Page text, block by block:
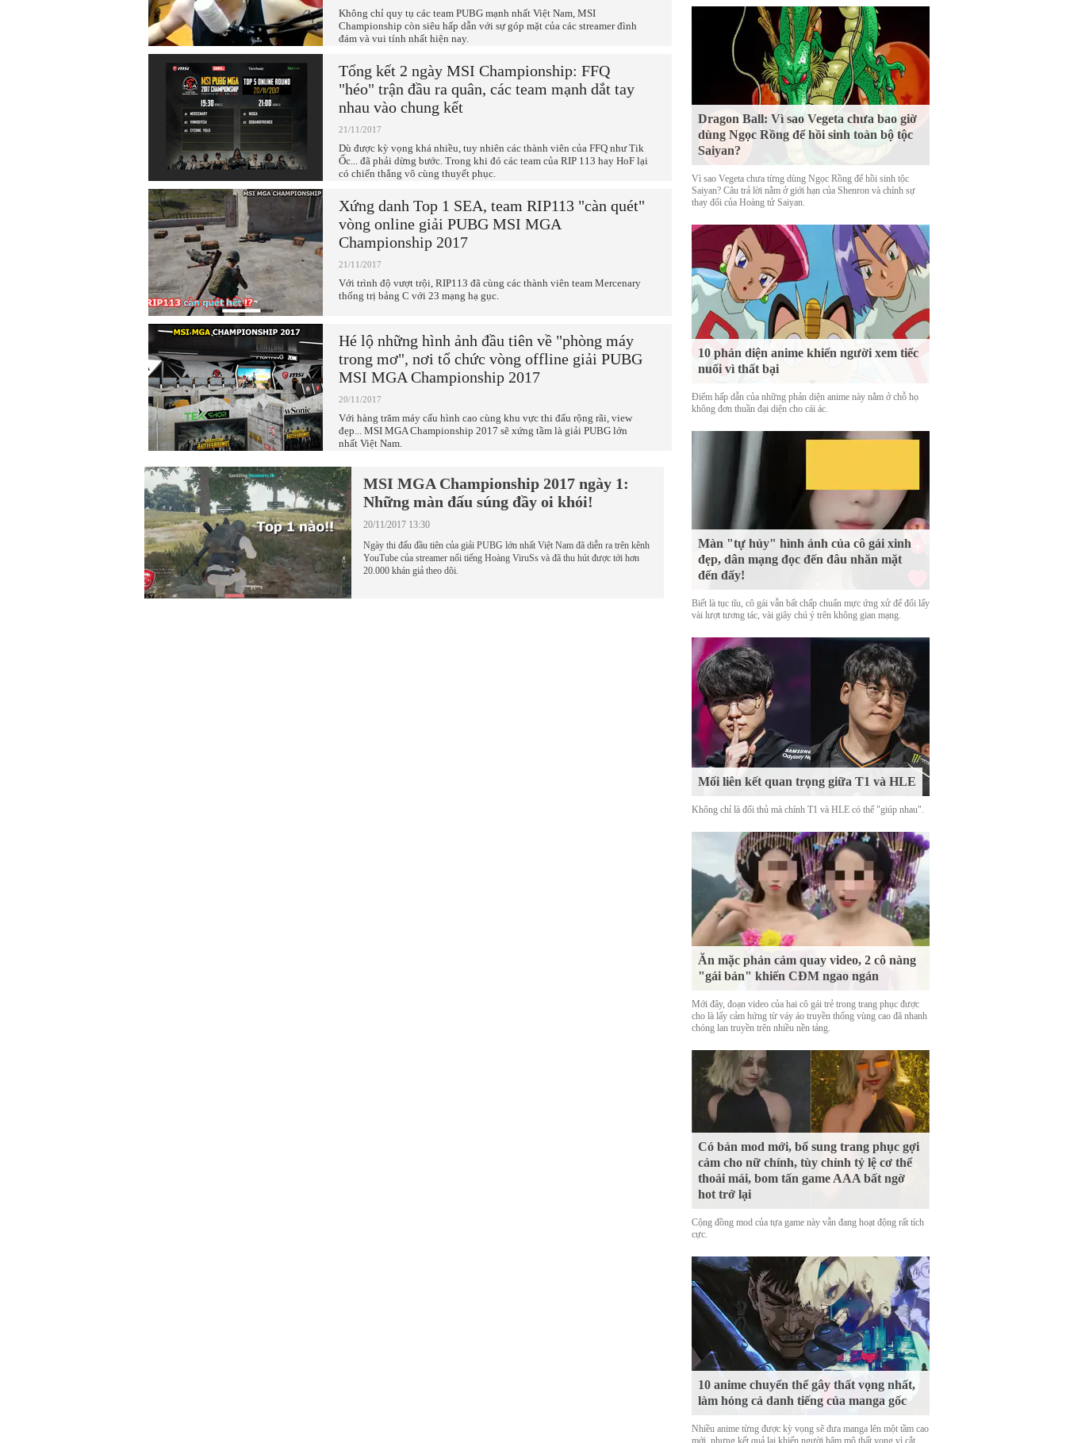
Không chỉ quy tụ các team PUBG mạnh nhất Việt Nam, MSI
Championship còn siêu hấp dẫn với sự góp mặt của các streamer đình
đám và vui tính nhất hiện nay.
Tổng kết 2 ngày MSI Championship: FFQ
"héo" trận đầu ra quân, các team mạnh dắt tay
nhau vào chung kết
21/11/2017
Dù được kỳ vọng khá nhiều, tuy nhiên các thành viên của FFQ như Tik
Ốc... đã phải dừng bước. Trong khi đó các team của RIP 113 hay HoF lại
có chiến thắng vô cùng thuyết phục.
Xứng danh Top 1 SEA, team RIP113 "càn quét"
vòng online giải PUBG MSI MGA
Championship 2017
21/11/2017
Với trình độ vượt trội, RIP113 đã cùng các thành viên team Mercenary
thống trị bảng C với 23 mạng hạ gục.
Hé lộ những hình ảnh đầu tiên về "phòng máy
trong mơ", nơi tổ chức vòng offline giải PUBG
MSI MGA Championship 2017
20/11/2017
Với hàng trăm máy cấu hình cao cùng khu vực thi đấu rộng rãi, view
đẹp... MSI MGA Championship 2017 sẽ xứng tầm là giải PUBG lớn
nhất Việt Nam.
MSI MGA Championship 2017 ngày 1:
Những màn đấu súng đầy oi khói!
20/11/2017 13:30
Ngày thi đấu đầu tiên của giải PUBG lớn nhất Việt Nam đã diễn ra trên kênh
YouTube của streamer nổi tiếng Hoàng ViruSs và đã thu hút được tới hơn
20.000 khán giả theo dõi.
Dragon Ball: Vì sao Vegeta chưa bao giờ
dùng Ngọc Rồng để hồi sinh toàn bộ tộc
Saiyan?
Vì sao Vegeta chưa từng dùng Ngọc Rồng để hồi sinh tộc
Saiyan? Câu trả lời nằm ở giới hạn của Shenron và chính sự
thay đổi của Hoàng tử Saiyan.
10 phản diện anime khiến người xem tiếc
nuối vì thất bại
Điểm hấp dẫn của những phản diện anime này nằm ở chỗ họ
không đơn thuần đại diện cho cái ác.
Màn "tự hủy" hình ảnh của cô gái xinh
đẹp, dân mạng đọc đến đâu nhăn mặt
đến đấy!
Biết là tục tĩu, cô gái vẫn bất chấp chuẩn mực ứng xử để đổi lấy
vài lượt tương tác, vài giây chú ý trên không gian mạng.
Mối liên kết quan trọng giữa T1 và HLE
Không chỉ là đối thủ mà chính T1 và HLE có thể "giúp nhau".
Ăn mặc phản cảm quay video, 2 cô nàng
"gái bản" khiến CĐM ngao ngán
Mới đây, đoạn video của hai cô gái trẻ trong trang phục được
cho là lấy cảm hứng từ váy áo truyền thống vùng cao đã nhanh
chóng lan truyền trên nhiều nền tảng.
Có bản mod mới, bổ sung trang phục gợi
cảm cho nữ chính, tùy chỉnh tỷ lệ cơ thể
thoải mái, bom tấn game AAA bất ngờ
hot trở lại
Cộng đồng mod của tựa game này vẫn đang hoạt động rất tích
cực.
10 anime chuyển thể gây thất vọng nhất,
làm hỏng cả danh tiếng của manga gốc
Nhiều anime từng được kỳ vọng sẽ đưa manga lên một tầm cao
mới, nhưng kết quả lại khiến người hâm mộ thất vọng vì cắt